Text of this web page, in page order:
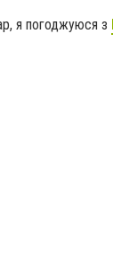
я погоджуюся з